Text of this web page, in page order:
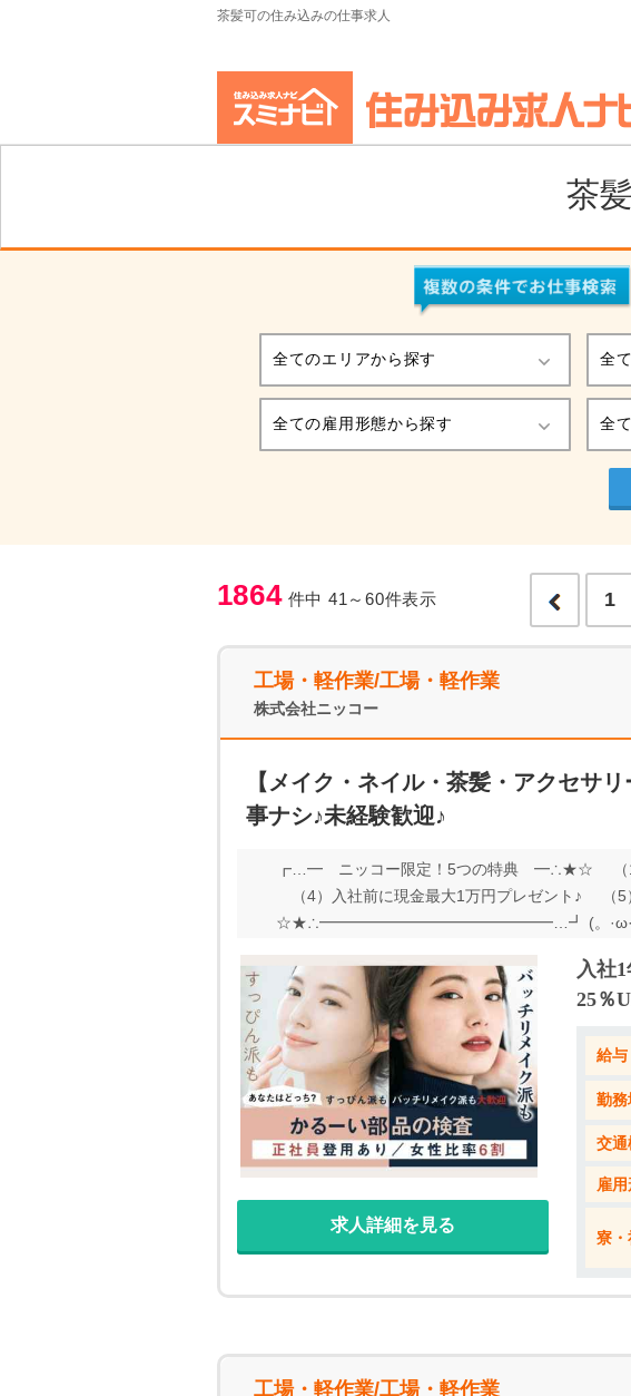
茶髪可の住み込みの仕事求人
茶
1864 件中 41～60件表示 1
工場・軽作業/工場・軽作業
株式会社ニッコー
【メイク・ネイル・茶髪・アクセ
事ナシ♪未経験歓迎♪
┏…━ ニッコー限定！5つの特典 ━∴★☆ （1）
（4）入社前に現金最大1万円プレゼント♪ （
☆★∴━━━━━━━━━━━━━━━…┛ (。·ω·。)ﾉ＜
間よりオシャレを優先したい派」 どっちも大
勤OK！ ・もちろん私服で通勤もOK♪ 【3】寮
でご用意◎ ・寮の近くにはショッピングモー
ない♪ 【5】正社員登用実績あり ・入社1年目
ご応募ください◎
求人詳細を見る
入社
25％
給与
勤務
交通
雇
寮・
工場・軽作業/工場・軽作業